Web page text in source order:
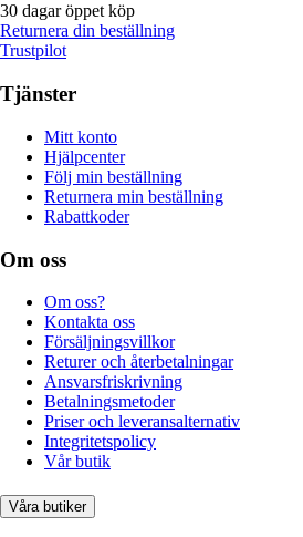
30 dagar öppet köp
Returnera din beställning
Trustpilot
Tjänster
Mitt konto
Hjälpcenter
Följ min beställning
Returnera min beställning
Rabattkoder
Om oss
Om oss?
Kontakta oss
Försäljningsvillkor
Returer och återbetalningar
Ansvarsfriskrivning
Betalningsmetoder
Priser och leveransalternativ
Integritetspolicy
Vår butik
Våra butiker